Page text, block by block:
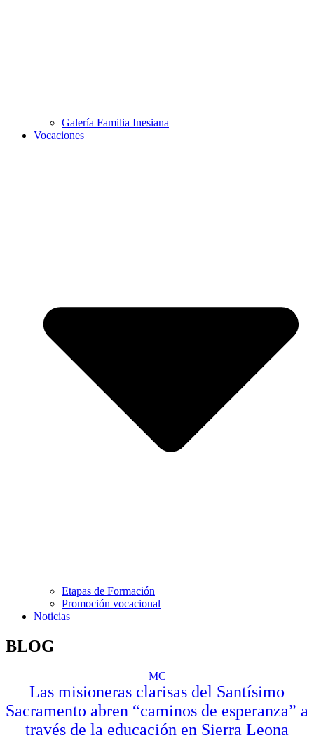
Galería Familia Inesiana
Vocaciones
Etapas de Formación
Promoción vocacional
Noticias
BLOG
MC
Las misioneras clarisas del Santísimo
Sacramento abren “caminos de esperanza” a
través de la educación en Sierra Leona